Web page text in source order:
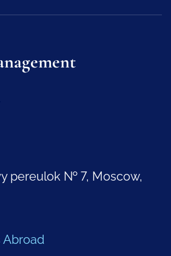
pereulok № 7, Moscow,
Abroad